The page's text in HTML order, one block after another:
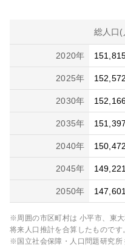
総人口(
2020年
2025年 152,572
2030年
2035年 151,397
2040年 150,472
2045年 149,221
2050年 147,601
※周囲の市区町村は 小平市、東
将来人口推計を合算したものです
※国立社会保障・人口問題研究所